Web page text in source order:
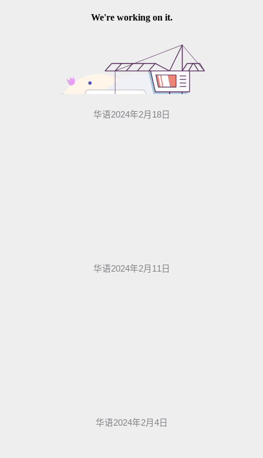
华语2024年2月18日
华语2024年2月11日
华语2024年2月4日